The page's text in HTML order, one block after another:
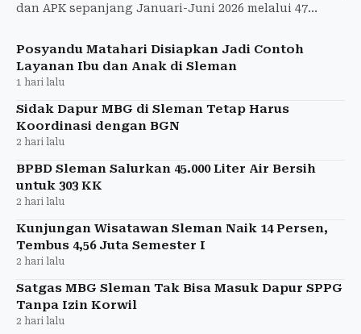
dan APK sepanjang Januari-Juni 2026 melalui 47
Posyandu Matahari Disiapkan Jadi Contoh
Layanan Ibu dan Anak di Sleman
1 hari lalu
Sidak Dapur MBG di Sleman Tetap Harus
Koordinasi dengan BGN
2 hari lalu
BPBD Sleman Salurkan 45.000 Liter Air Bersih
untuk 303 KK
2 hari lalu
Kunjungan Wisatawan Sleman Naik 14 Persen,
Tembus 4,56 Juta Semester I
2 hari lalu
Satgas MBG Sleman Tak Bisa Masuk Dapur SPPG
Tanpa Izin Korwil
2 hari lalu